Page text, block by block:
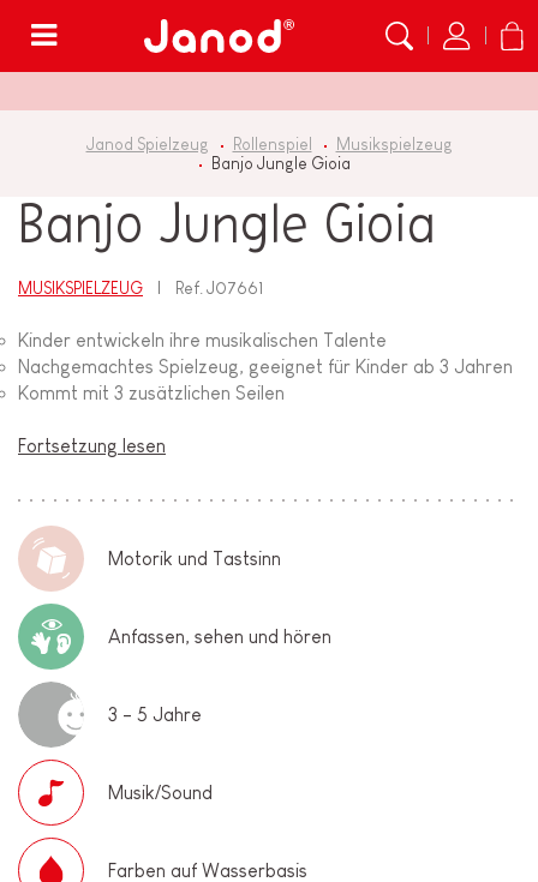
Janod Spielzeug Rollenspiel
Musikspielzeug
Banjo Jungle Gioia
Banjo Jungle Gioia
MUSIKSPIELZEUG Ref.J07661
Kinder entwickeln ihre musikalischen Talente
Nachgemachtes Spielzeug, geeignet für Kinder ab 3 Jahren
Kommt mit 3 zusätzlichen Seilen
Fortsetzung lesen
Motorik und Tastsinn
Anfassen, sehen und hören
3 - 5 Jahre
Musik/Sound
Farben auf Wasserbasis